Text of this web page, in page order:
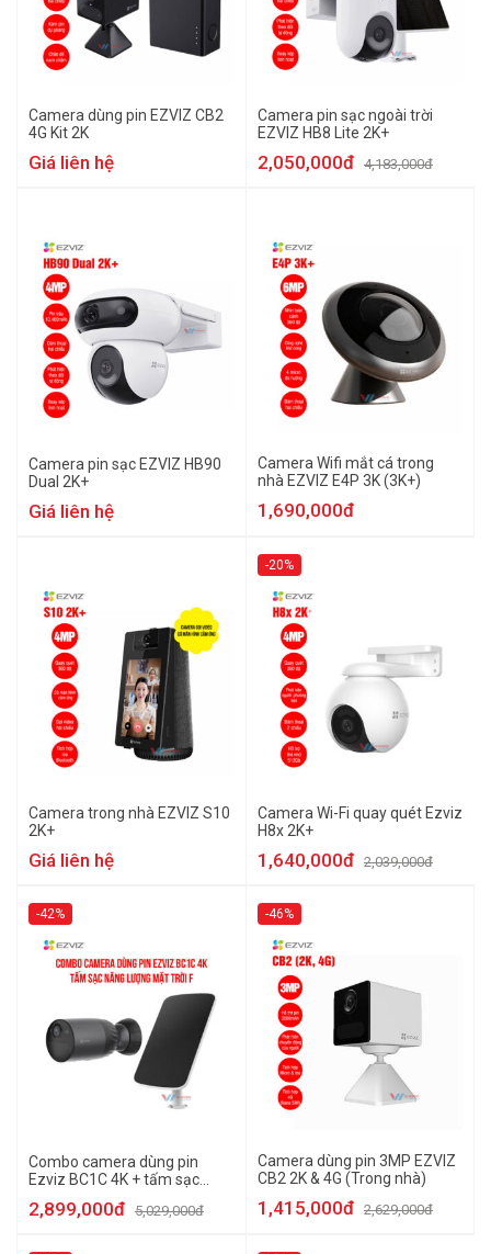
Camera dùng pin EZVIZ CB2
4G Kit 2K
Giá liên hệ
Camera pin sạc ngoài trời
EZVIZ HB8 Lite 2K+
2,050,000đ 4,183,000đ
Camera pin sạc EZVIZ HB90
Dual 2K+
Giá liên hệ
Camera Wifi mắt cá trong
nhà EZVIZ E4P 3K (3K+)
1,690,000đ
Camera trong nhà EZVIZ S10
2K+
Giá liên hệ
-20%
Camera Wi-Fi quay quét Ezviz
H8x 2K+
1,640,000đ 2,039,000đ
-42%
Combo camera dùng pin
Ezviz BC1C 4K + tấm sạc
2,899,000đ 5,029,000đ
-46%
Camera dùng pin 3MP EZVIZ
CB2 2K & 4G (Trong nhà)
1,415,000đ 2,629,000đ